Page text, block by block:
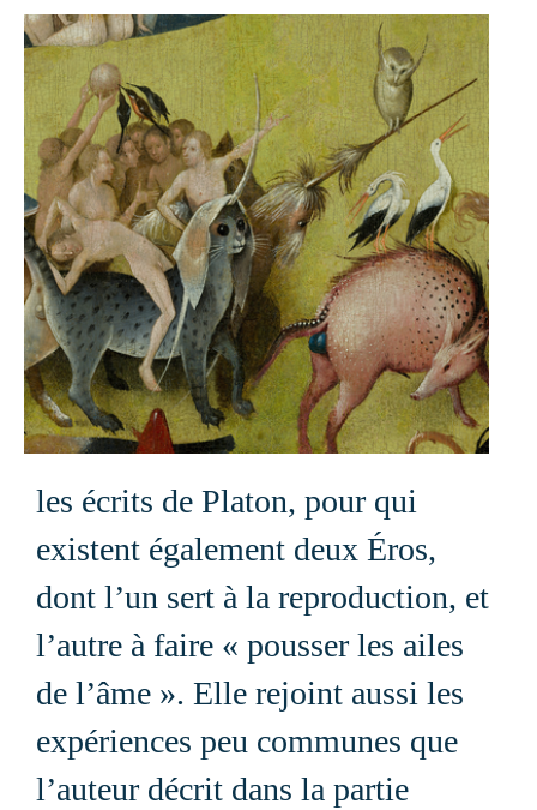
les écrits de Platon, pour qui
existent également deux Éros,
dont l’un sert à la reproduction, et
l’autre à faire « pousser les ailes
de l’âme ». Elle rejoint aussi les
expériences peu communes que
l’auteur décrit dans la partie